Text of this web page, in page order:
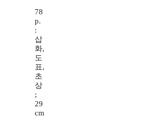
78
p.
:
삽
화,
도
표,
초
상
;
29
cm